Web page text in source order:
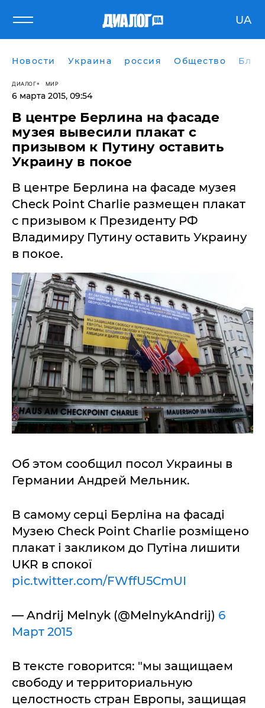
UA
Новости Украина россия Общество
ДИАЛОГ МИР
6 марта 2015, 09:54
В центре Берлина на фасаде
музея вывесили плакат с
призывом к Путину оставить
Украину в покое
В центре Берлина на фасаде музея
Check Point Charlie размещен плакат
с призывом к Президенту РФ
Владимиру Путину оставить Украину
в покое.
Об этом сообщил посол Украины в
Германии Андрей Мельник.
В самому серці Берліна на фасаді
Музею Check Point Charlie розміщено
плакат і закликом до Путіна лишити
UKR в спокої
pic.twitter.com/FWffU5CmUI
— Andrij Melnyk (@MelnykAndrij) 6
Март 2015
В тексте говорится: "мы защищаем
свободу и территориальную
целостность стран Европы, защищая